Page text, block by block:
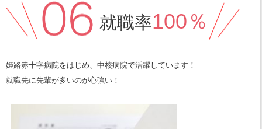
就職率100％
姫路赤十字病院をはじめ、中核病院で活躍しています！
就職先に先輩が多いのが心強い！